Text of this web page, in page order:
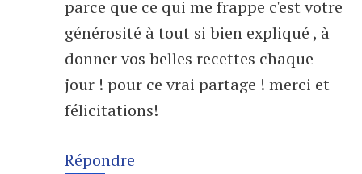
parce que ce qui me frappe c'est votre
générosité à tout si bien expliqué , à
donner vos belles recettes chaque
jour ! pour ce vrai partage ! merci et
félicitations!
Répondre